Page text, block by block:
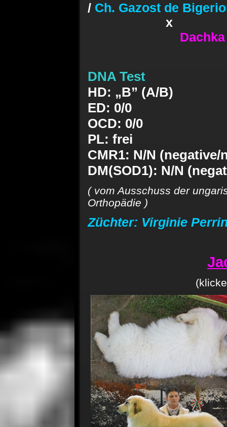
/ Ch. Gazost de
x
DNA Test
HD: „B” (A/B)
ED: 0/0
OCD: 0/0
PL: frei
CMR1: N/N (negative/
DM(SOD1): N/N
( vom Ausschuss der
Orthopädie )
Züchter: Virginie